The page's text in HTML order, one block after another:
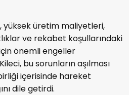
yüksek üretim maliyetleri,
ve rekabet koşullarındaki
önemli engeller
bu sorunların aşılması
içerisinde hareket
dile getirdi.